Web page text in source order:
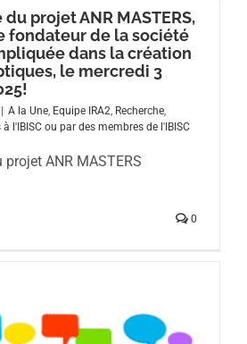
projet ANR MASTERS,
fondateur de la société
dans la création
le mercredi 3
A la Une, Equipe IRA2, Recherche,
l'IBISC ou par des membres de l'IBISC
ANR MASTERS
0